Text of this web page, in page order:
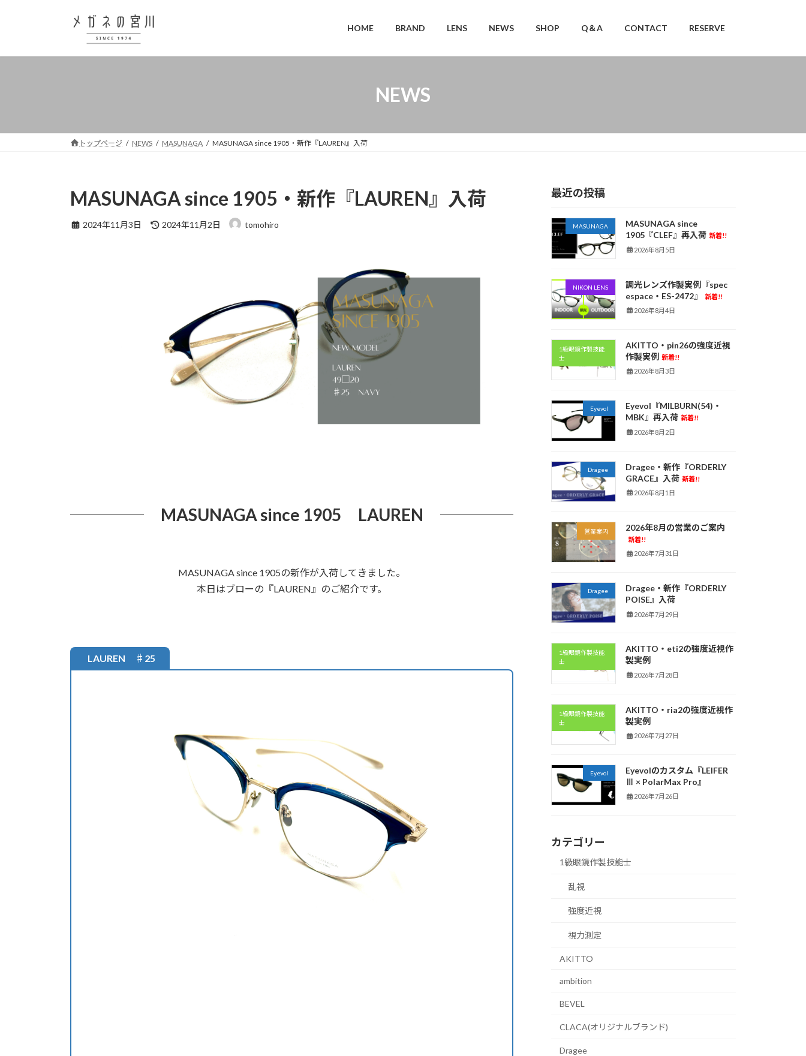
プ
動
HOME BRAND LENS NEWS SHOP Q＆A CONTACT RESERVE
NEWS
トップページ NEWS MASUNAGA MASUNAGA since 1905・新作『LAUREN』入荷
MASUNAGA since 1905・新作『LAUREN』入荷
2024年11月3日
最
2024年11月2日 tomohiro
MASUNAGA since 1905 LAUREN
MASUNAGA since 1905の新作が入荷してきました。
本日はブローの『LAUREN』のご紹介です。
LAUREN ♯25
最近の投稿
MASUNAGA
MASUNAGA since
1905『CLEF』再入荷 新着!!
2026年8月5日
NIKON LENS
調光レンズ作製実例『spec
espace・ES-2472』
新着!!
2026年8月4日
1級眼鏡作製技能
士
AKITTO・pin26の強度近視
作製実例 新着!!
2026年8月3日
Eyevol
Eyevol『MILBURN(54)・
MBK』再入荷 新着!!
2026年8月2日
Dragee
Dragee・新作『ORDERLY
GRACE』入荷 新着!!
2026年8月1日
営業案内 2026年8月の営業のご案内
新着!!
2026年7月31日
Dragee
Dragee・新作『ORDERLY
POISE』入荷
2026年7月29日
1級眼鏡作製技能
士
AKITTO・eti2の強度近視作
製実例
2026年7月28日
1級眼鏡作製技能
士
AKITTO・ria2の強度近視作
製実例
2026年7月27日
Eyevol
Eyevolのカスタム『LEIFER
Ⅲ × PolarMax Pro』
2026年7月26日
カテゴリー
1級眼鏡作製技能士
乱視
強度近視
視力測定
AKITTO
ambition
BEVEL
CLACA(オリジナルブランド)
Dragee